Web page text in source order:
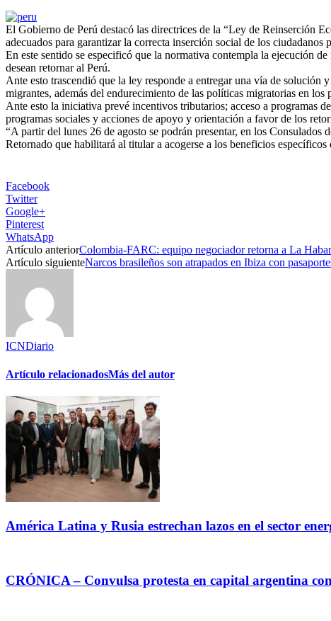
El Gobierno de Perú destacó las directrices de la “Ley de Reinserción
adecuados para garantizar la correcta inserción social de los ciudadanos
En este sentido se especificó que la normativa contempla la ejecución
desean retornar al Perú.
Ante esto trascendió que la ley responde a entregar una vía de
migrantes, además del endurecimiento de las políticas migratorias en
Ante esto la iniciativa prevé incentivos tributarios; acceso a programas
programas sociales y acciones de apoyo y orientación a favor de los
“A partir del lunes 26 de agosto se podrán presentar, en los
Retornado que habilitará al titular a acogerse a los beneficios
Facebook
Twitter
Google+
Pinterest
WhatsApp
Artículo anteriorColombia-FARC: equipo negociador retorna a La
Artículo siguienteNarcos brasileños son atrapados en Ibiza con
ICNDiario
Artículo relacionadosMás del autor
América Latina y Rusia estrechan lazos en el sector
CRÓNICA – Convulsa protesta en capital argentina